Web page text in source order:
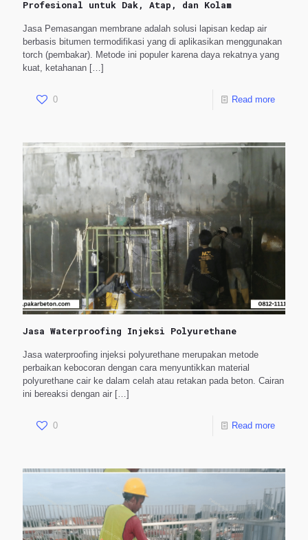
Profesional untuk Dak, Atap, dan Kolam
Jasa Pemasangan membrane adalah solusi lapisan kedap air
berbasis bitumen termodifikasi yang di aplikasikan menggunakan
torch (pembakar). Metode ini populer karena daya rekatnya yang
kuat, ketahanan […]
0 Read more
Jasa Waterproofing Injeksi Polyurethane
Jasa waterproofing injeksi polyurethane merupakan metode
perbaikan kebocoran dengan cara menyuntikkan material
polyurethane cair ke dalam celah atau retakan pada beton. Cairan
ini bereaksi dengan air […]
0 Read more